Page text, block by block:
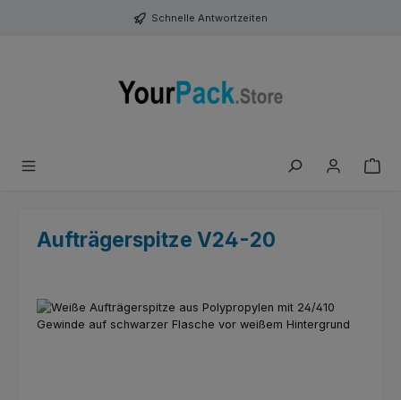
Zum Hauptinhalt springen Schnelle Antwortzeiten
Aufträgerspitze V24-20